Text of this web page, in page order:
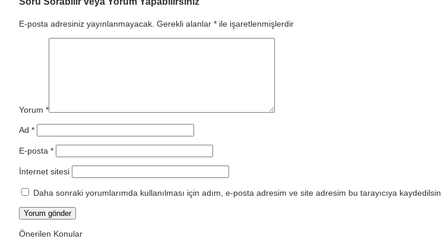
E-posta adresiniz yayınlanmayacak. Gerekli alanlar * ile işaretlenmişlerdir
Yorum *
Ad *
E-posta *
İnternet sitesi
Daha sonraki yorumlarımda kullanılması için adım, e-posta adresim ve site adresim bu tarayıcıya kaydedilsin.
Önerilen Konular